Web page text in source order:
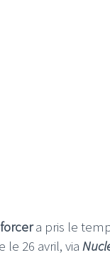
a pris le
26 avril, via